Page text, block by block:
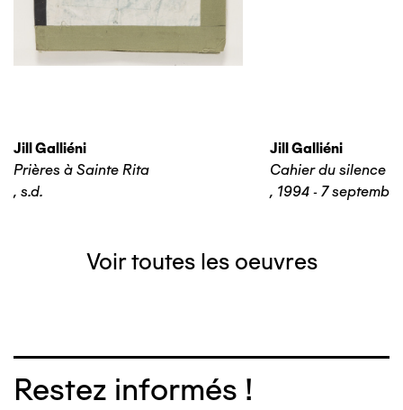
Jill Galliéni
Prières à Sainte Rita
, s.d.
Jill Galliéni
Cahier du silence
, 1994 - 7
Voir toutes les oeuvres
Restez informés !